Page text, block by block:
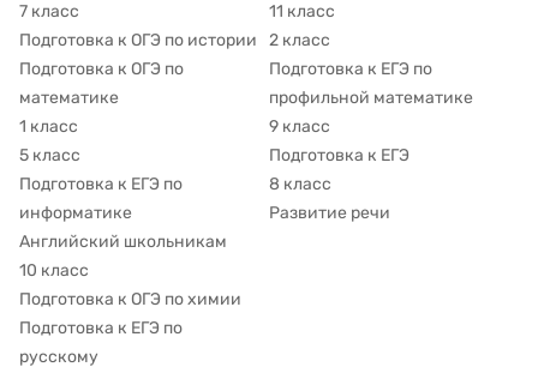
7 класс
Подготовка к ОГЭ по истории
Подготовка к ОГЭ по
математике
1 класс
5 класс
Подготовка к ЕГЭ по
информатике
Английский школьникам
10 класс
Подготовка к ОГЭ по химии
Подготовка к ЕГЭ по
русскому
11 класс
2 класс
Подготовка к ЕГЭ по
профильной математике
9 класс
Подготовка к ЕГЭ
8 класс
Развитие речи